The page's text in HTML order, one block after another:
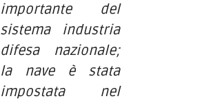
importante del
sistema industria
difesa nazionale;
la nave è stata
impostata nel